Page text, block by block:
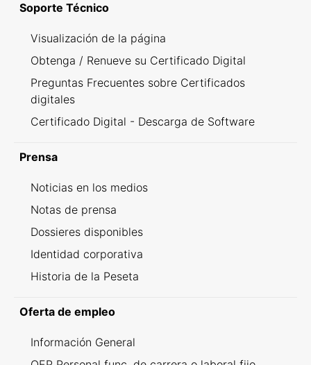
Soporte Técnico
Visualización de la página
Obtenga / Renueve su Certificado Digital
Preguntas Frecuentes sobre Certificados
digitales
Certificado Digital - Descarga de Software
Prensa
Noticias en los medios
Notas de prensa
Dossieres disponibles
Identidad corporativa
Historia de la Peseta
Oferta de empleo
Información General